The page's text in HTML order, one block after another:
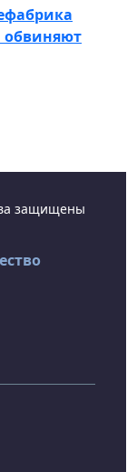
обвиняют
защищены